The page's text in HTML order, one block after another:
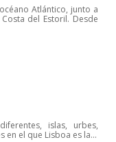
Atlántico, junto a
del Estoril. Desde
islas, urbes,
el que Lisboa es la...